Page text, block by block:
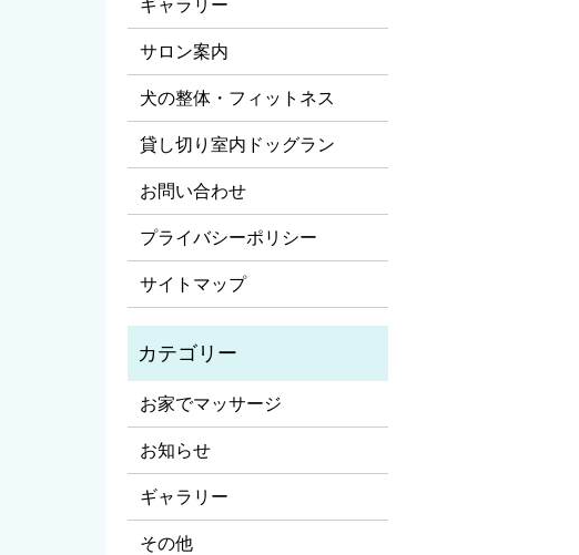
サロン案内
犬の整体・フィットネス
貸し切り室内ドッグラン
お問い合わせ
プライバシーポリシー
サイトマップ
お家でマッサージ
お知らせ
ギャラリー
その他